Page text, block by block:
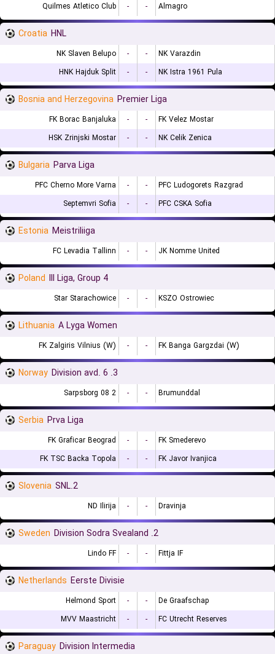
Quilmes Atletico Club
- - Almagro
Croatia HNL
NK Slaven Belupo - -
NK Varazdin
HNK Hajduk Split
- - NK Istra 1961 Pula
Bosnia and Herzegovina Premier Liga
FK Borac Banjaluka - -
FK Velez Mostar
HSK Zrinjski Mostar
- - NK Celik Zenica
Bulgaria Parva Liga
PFC Cherno More Varna - -
PFC Ludogorets Razgrad
Septemvri Sofia
- - PFC CSKA Sofia
Estonia Meistriliiga
FC Levadia Tallinn - - JK Nomme United
Poland III Liga, Group 4
Star Starachowice - - KSZO Ostrowiec
Lithuania A Lyga Women
FK Zalgiris Vilnius (W) - - FK Banga Gargzdai (W)
Norway 3. Division avd. 6
Sarpsborg 08 2 - - Brumunddal
Serbia Prva Liga
FK Graficar Beograd - -
FK Smederevo
FK TSC Backa Topola
- - FK Javor Ivanjica
Slovenia 2.SNL
ND Ilirija - - Dravinja
Sweden 2. Division Sodra Svealand
Lindo FF - - Fittja IF
Netherlands Eerste Divisie
Helmond Sport - -
De Graafschap
MVV Maastricht
- - FC Utrecht Reserves
Paraguay Division Intermedia